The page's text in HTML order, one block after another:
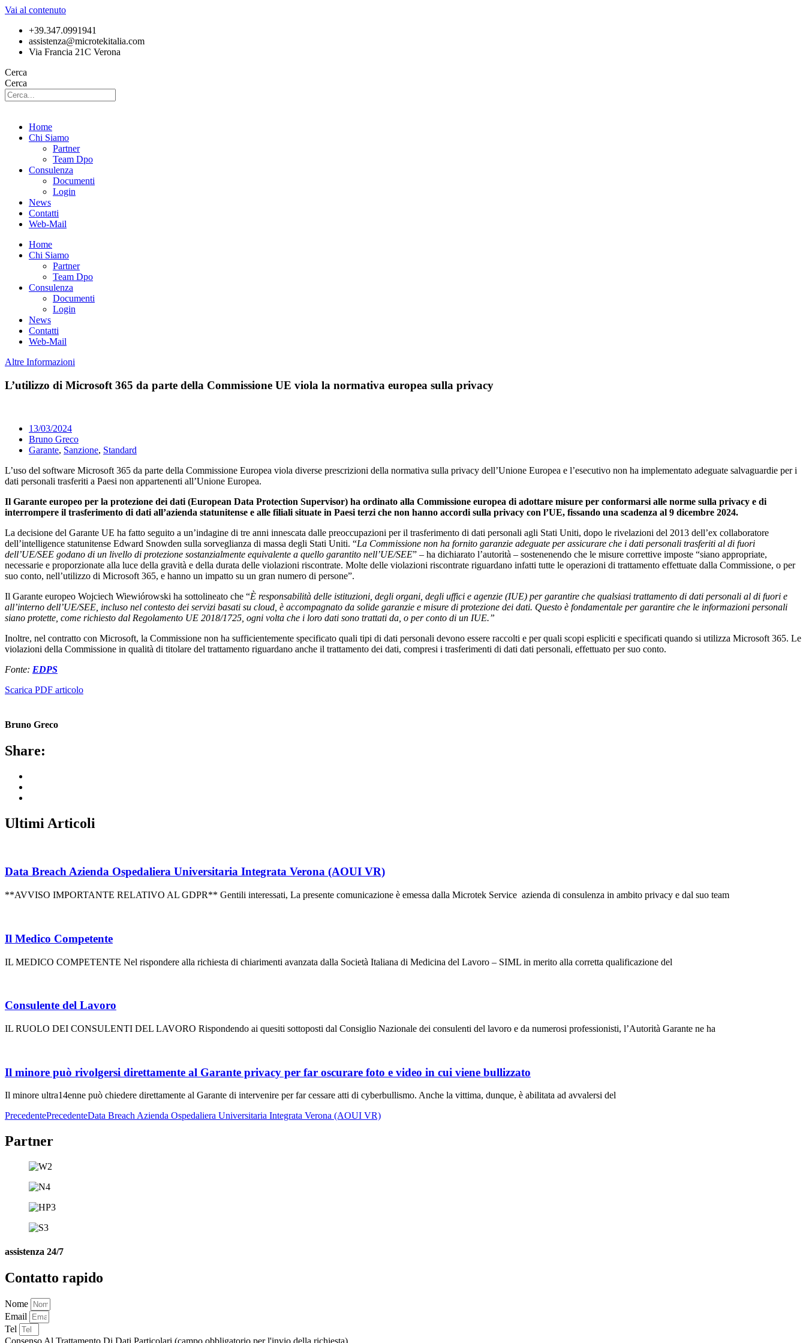
Vai al contenuto
+39.347.0991941
assistenza@microtekitalia.com
Via Francia 21C Verona
Cerca
Cerca
Home
Chi Siamo
Partner
Team Dpo
Consulenza
Documenti
Login
News
Contatti
Web-Mail
Home
Chi Siamo
Partner
Team Dpo
Consulenza
Documenti
Login
News
Contatti
Web-Mail
Altre Informazioni
L’utilizzo di Microsoft 365 da parte della Commissione UE viola la normativa europea sulla privacy
13/03/2024
Bruno Greco
Garante, Sanzione, Standard
L’uso del software Microsoft 365 da parte della Commissione Europea viola diverse prescrizioni della normativa sulla privacy dell’Unione Europea e l’esecutivo non ha implementato adeguate salvaguardie per i
dati personali trasferiti a Paesi non appartenenti all’Unione Europea.
Il Garante europeo per la protezione dei dati (European Data Protection Supervisor) ha ordinato alla Commissione europea di adottare misure per conformarsi alle norme sulla privacy e di
interrompere il trasferimento di dati all’azienda statunitense e alle filiali situate in Paesi terzi che non hanno accordi sulla privacy con l’UE, fissando una scadenza al 9 dicembre 2024.
La decisione del Garante UE ha fatto seguito a un’indagine di tre anni innescata dalle preoccupazioni per il trasferimento di dati personali agli Stati Uniti, dopo le rivelazioni del 2013 dell’ex collaboratore
dell’intelligence statunitense Edward Snowden sulla sorveglianza di massa degli Stati Uniti. “La Commissione non ha fornito garanzie adeguate per assicurare che i dati personali trasferiti al di fuori
dell’UE/SEE godano di un livello di protezione sostanzialmente equivalente a quello garantito nell’UE/SEE” – ha dichiarato l’autorità – sostenenendo che le misure correttive imposte “siano appropriate,
necessarie e proporzionate alla luce della gravità e della durata delle violazioni riscontrate. Molte delle violazioni riscontrate riguardano infatti tutte le operazioni di trattamento effettuate dalla Commissione, o per
suo conto, nell’utilizzo di Microsoft 365, e hanno un impatto su un gran numero di persone”.
Il Garante europeo Wojciech Wiewiórowski ha sottolineato che “È responsabilità delle istituzioni, degli organi, degli uffici e agenzie (IUE) per garantire che qualsiasi trattamento di dati personali al di fuori e
all’interno dell’UE/SEE, incluso nel contesto dei servizi basati su cloud, è accompagnato da solide garanzie e misure di protezione dei dati. Questo è fondamentale per garantire che le informazioni personali
siano protette, come richiesto dal Regolamento UE 2018/1725, ogni volta che i loro dati sono trattati da, o per conto di un IUE.”
Inoltre, nel contratto con Microsoft, la Commissione non ha sufficientemente specificato quali tipi di dati personali devono essere raccolti e per quali scopi espliciti e specificati quando si utilizza Microsoft 365. Le
violazioni della Commissione in qualità di titolare del trattamento riguardano anche il trattamento dei dati, compresi i trasferimenti di dati dati personali, effettuato per suo conto.
Fonte: EDPS
Scarica PDF articolo
Bruno Greco
Share:
Ultimi Articoli
Data Breach Azienda Ospedaliera Universitaria Integrata Verona (AOUI VR)
**AVVISO IMPORTANTE RELATIVO AL GDPR** Gentili interessati, La presente comunicazione è emessa dalla Microtek Service azienda di consulenza in ambito privacy e dal suo team
Il Medico Competente
IL MEDICO COMPETENTE Nel rispondere alla richiesta di chiarimenti avanzata dalla Società Italiana di Medicina del Lavoro – SIML in merito alla corretta qualificazione del
Consulente del Lavoro
IL RUOLO DEI CONSULENTI DEL LAVORO Rispondendo ai quesiti sottoposti dal Consiglio Nazionale dei consulenti del lavoro e da numerosi professionisti, l’Autorità Garante ne ha
Il minore può rivolgersi direttamente al Garante privacy per far oscurare foto e video in cui viene bullizzato
Il minore ultra14enne può chiedere direttamente al Garante di intervenire per far cessare atti di cyberbullismo. Anche la vittima, dunque, è abilitata ad avvalersi del
PrecedentePrecedenteData Breach Azienda Ospedaliera Universitaria Integrata Verona (AOUI VR)
Partner
assistenza 24/7
Contatto rapido
Nome
Email
Tel
Consenso Al Trattamento Di Dati Particolari (campo obbligatorio per l'invio della richiesta)